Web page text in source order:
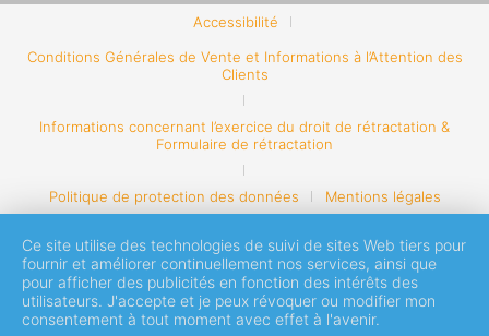
Accessibilité
Conditions Générales de Vente et Informations à l’Attention des
Clients
Informations concernant l’exercice du droit de rétractation &
Formulaire de rétractation
Politique de protection des données Mentions légales
Ce site utilise des technologies de suivi de sites Web tiers pour
fournir et améliorer continuellement nos services, ainsi que
pour afficher des publicités en fonction des intérêts des
utilisateurs. J'accepte et je peux révoquer ou modifier mon
consentement à tout moment avec effet à l'avenir.